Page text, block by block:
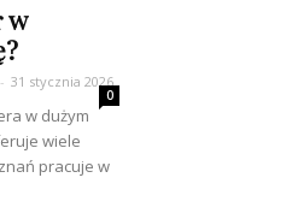
w
- 31 stycznia 2026
0
w dużym
wiele
pracuje w